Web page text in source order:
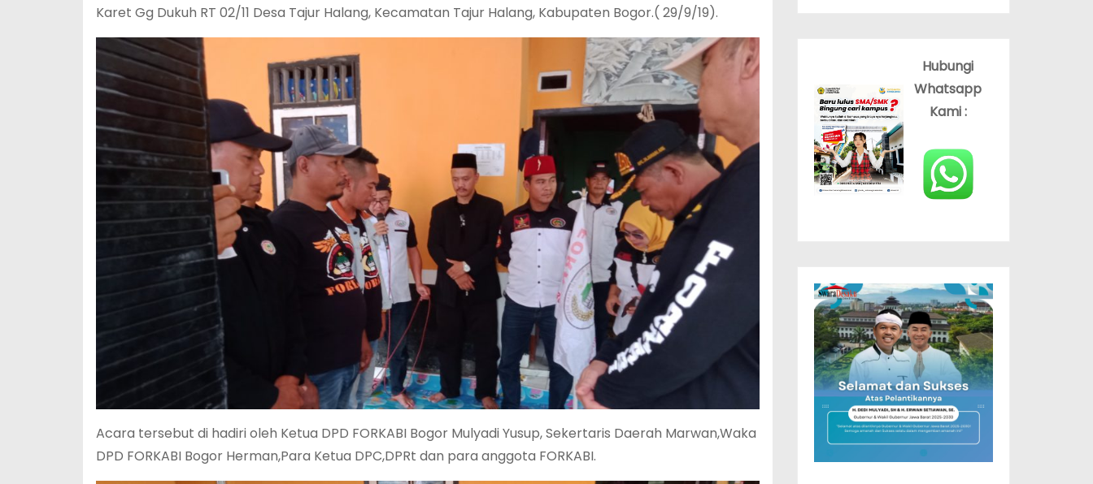
Karet Gg Dukuh RT 02/11 Desa Tajur Halang, Kecamatan Tajur Halang, Kabupaten Bogor.( 29/9/19).
Acara tersebut di hadiri oleh Ketua DPD FORKABI Bogor Mulyadi Yusup, Sekertaris Daerah Marwan,Waka
DPD FORKABI Bogor Herman,Para Ketua DPC,DPRt dan para anggota FORKABI.
Hubungi
Whatsapp
Kami :